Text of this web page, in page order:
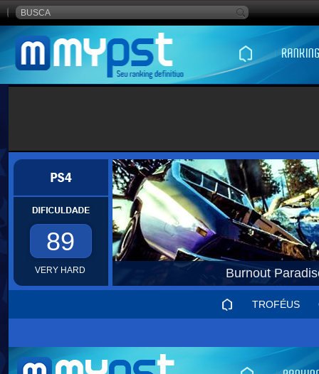
89
VERY HARD Burnout
TROFÉUS